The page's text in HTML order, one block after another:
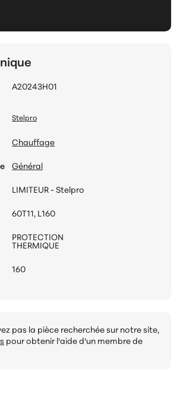
A20243H01
Stelpro
Chauffage
Général
LIMITEUR - Stelpro
60T11, L160
PROTECTION
THERMIQUE
160
pas la pièce recherchée sur notre site,
pour obtenir l'aide d'un membre de